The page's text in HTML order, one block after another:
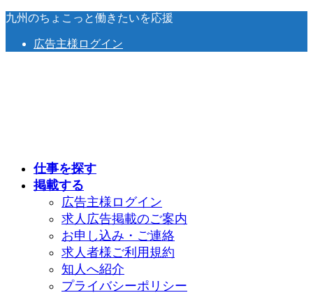
コ
ナ
九州のちょこっと働きたいを応援
広告主様ログイン
仕事を探す
掲載する
広告主様ログイン
求人広告掲載のご案内
お申し込み・ご連絡
求人者様ご利用規約
知人へ紹介
プライバシーポリシー